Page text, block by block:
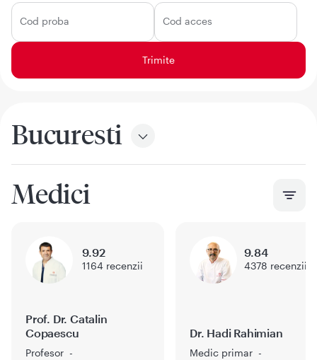
Cod proba Cod acces
Bucuresti
Medici
Prof. Dr. Catalin
Copaescu
Profesor
9.92
1164 recenzii
Dr. Hadi Rahimian
Medic primar
9.84
4378 recenzii